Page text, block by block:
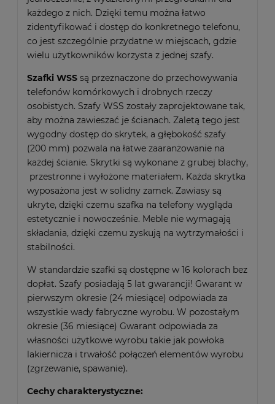
każdego z nich. Dzięki temu można łatwo
zidentyfikować i dostęp do konkretnego telefonu,
co jest szczególnie przydatne w miejscach, gdzie
wielu użytkowników korzysta z jednej szafy.
Szafki WSS są przeznaczone do przechowywania
telefonów komórkowych i drobnych rzeczy
osobistych. Szafy WSS zostały zaprojektowane tak,
aby można zawieszać je ścianach. Zaletą tego jest
wygodny dostęp do skrytek, a głębokość szafy
(200 mm) pozwala na łatwe zaaranżowanie na
każdej ścianie. Skrytki są wykonane z grubej blachy,
przestronne i wyłożone materiałem. Każda skrytka
wyposażona jest w solidny zamek. Zawiasy są
ukryte, dzięki czemu szafka na telefony wygląda
estetycznie i nowocześnie. Meble nie wymagają
składania, dzięki czemu zyskują na wytrzymałości i
stabilności.
W standardzie szafki są dostępne w 16 kolorach bez
dopłat. Szafy posiadają 5 lat gwarancji! Gwarant w
pierwszym okresie (24 miesiące) odpowiada za
wszystkie wady fabryczne wyrobu. W pozostałym
okresie (36 miesiące) Gwarant odpowiada za
własności użytkowe wyrobu takie jak powłoka
lakiernicza i trwałość połączeń elementów wyrobu
(zgrzewanie, spawanie).
Cechy charakterystyczne: